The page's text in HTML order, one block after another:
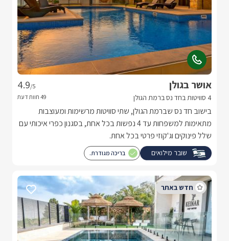
אושר בגולן
4 סוויטות בחד נס ברמת הגולן
4.9/5
בישוב חד נס שברמת הגולן, שתי סוויטות מרשימות ומעוצבות
מתאימות למשפחות עד 4 נפשות בכל אחת, בסגנון כפרי איכותי עם
שלל פינוקים וג'קוזי פרטי בכל אחת.
שובר מילואים בריכה מגודרת.